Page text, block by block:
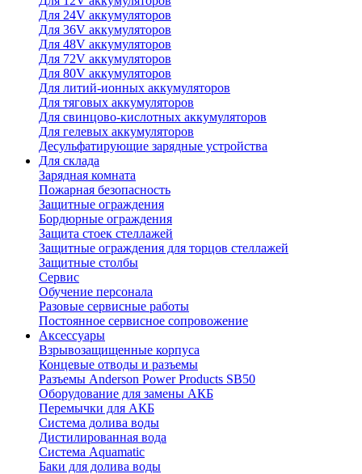
Для 24V аккумуляторов
Для 36V аккумуляторов
Для 48V аккумуляторов
Для 72V аккумуляторов
Для 80V аккумуляторов
Для литий-ионных аккумуляторов
Для тяговых аккумуляторов
Для свинцово-кислотных аккумуляторов
Для гелевых аккумуляторов
Десульфатирующие зарядные устройства
Для склада
Зарядная комната
Пожарная безопасность
Защитные ограждения
Бордюрные ограждения
Защита стоек стеллажей
Защитные ограждения для торцов стеллажей
Защитные столбы
Сервис
Обучение персонала
Разовые сервисные работы
Постоянное сервисное сопровожение
Аксессуары
Взрывозащищенные корпуса
Концевые отводы и разъемы
Разъемы Anderson Power Products SB50
Оборудование для замены АКБ
Перемычки для АКБ
Система долива воды
Дистилированная вода
Система Aquamatic
Баки для долива воды